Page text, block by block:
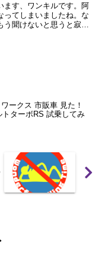
ます、ワンキルです。阿
ってしまいましたね。な
う聞けないと思うと寂し
ークス 市販車 見た！
ターボRS 試乗してみ